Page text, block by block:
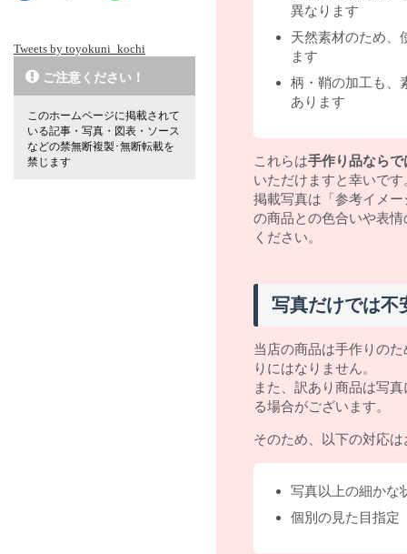
異なります
天然素材のため、
ます
柄・鞘の加工も、
あります
これらは手作り品なら
いただけますと幸いです
掲載写真は「参考イメ
の商品との色合いや表
ください。
写真だけでは不
当店の商品は手作りの
りにはなりません。
また、訳あり商品は写
る場合がございます。
そのため、以下の対応
写真以上の細かな
個別の見た目指定
Tweets by toyokuni_kochi
ご注意ください！
このホームページに掲載されて
いる記事・写真・図表・ソース
などの禁無断複製･無断転載を
禁じます